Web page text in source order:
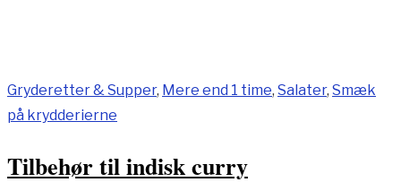
Gryderetter & Supper, Mere end 1 time, Salater, Smæk
på krydderierne
Tilbehør til indisk curry